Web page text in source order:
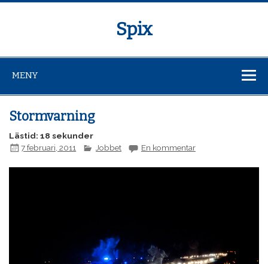
Spix
MENY
Stormvarning
Lästid: 18 sekunder
7 februari, 2011
Jobbet En kommentar